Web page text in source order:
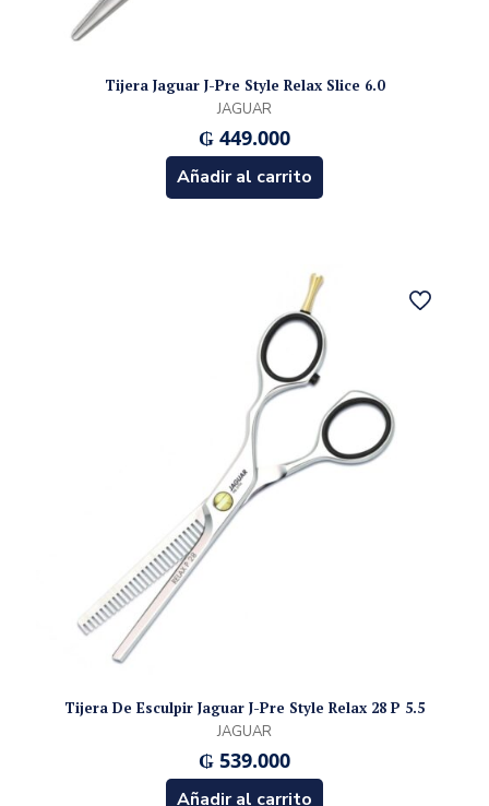
Tijera Jaguar J-Pre Style Relax Slice 6.0
JAGUAR
₲ 449.000
Añadir al carrito
Tijera De Esculpir Jaguar J-Pre Style Relax 28 P 5.5
JAGUAR
₲ 539.000
Añadir al carrito